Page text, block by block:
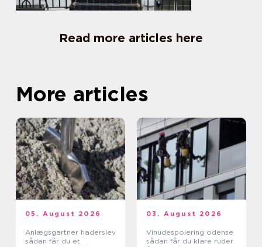
Read more articles here
More articles
05. August 2026
Anlægsgartner haderslev
sådan får du et
03. August 2026
Vinudespolering odense
sådan får du klare ruder